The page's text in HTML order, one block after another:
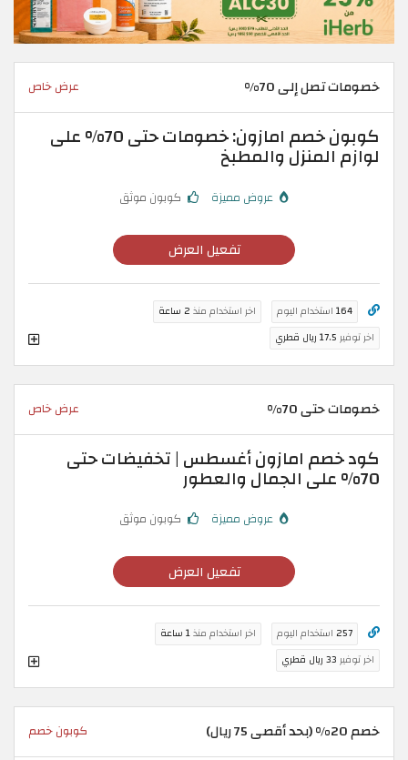
خصومات تصل إلى 70% عرض خاص
كوبون خصم امازون: خصومات حتى 70% على
لوازم المنزل والمطبخ
عروض مميزة كوبون موثق
تفعيل العرض
164 استخدام اليوم اخر استخدام منذ 2 ساعة
اخر توفير 17.5 ريال قطري
خصومات حتى 70% عرض خاص
كود خصم امازون أغسطس | تخفيضات حتى
70% على الجمال والعطور
عروض مميزة كوبون موثق
تفعيل العرض
257 استخدام اليوم اخر استخدام منذ1 ساعة
اخر توفير 33 ريال قطري
خصم 20% (بحد أقصى 75 ريال) كوبون خصم